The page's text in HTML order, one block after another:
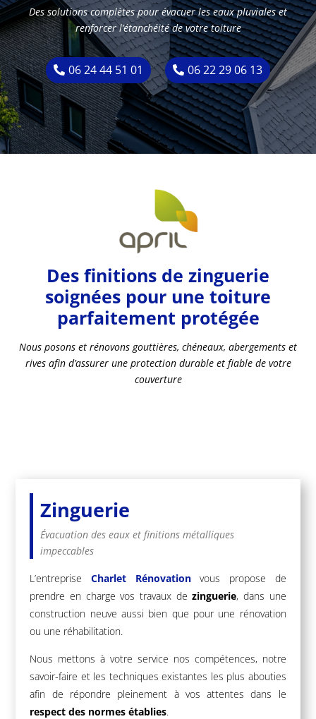
Des solutions complètes pour évacuer les eaux pluviales et
renforcer l’étanchéité de votre toiture
06 24 44 51 01 06 22 29 06 13
Des finitions de zinguerie
soignées pour une toiture
parfaitement protégée
Nous posons et rénovons gouttières, chéneaux, abergements et
rives afin d’assurer une protection durable et fiable de votre
couverture
Zinguerie
Évacuation des eaux et finitions métalliques
impeccables
L’entrepriseCharlet Rénovationvous propose de
prendre en charge vos travaux dezinguerie, dans une
construction neuve aussi bien que pour une rénovation
ou une réhabilitation.
Nous mettons à votre service nos compétences, notre
savoir-faire et les techniques existantes les plus abouties
afin de répondre pleinement à vos attentes dans le
respect des normes établies.